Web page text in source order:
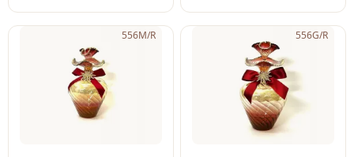
556M/R 556G/R